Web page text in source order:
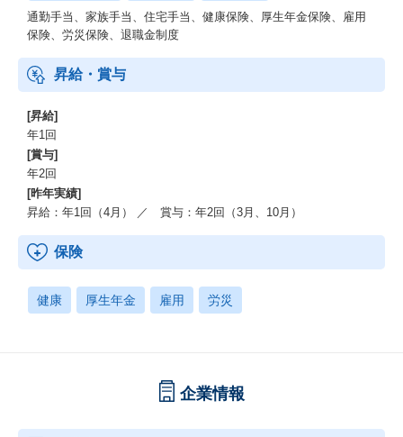
通勤手当、家族手当、住宅手当、健康保険、厚生年金保険、雇用
保険、労災保険、退職金制度
昇給・賞与
[昇給]
年1回
[賞与]
年2回
[昨年実績]
昇給：年1回（4月） ／ 賞与：年2回（3月、10月）
保険
健康 厚生年金 雇用 労災
企業情報